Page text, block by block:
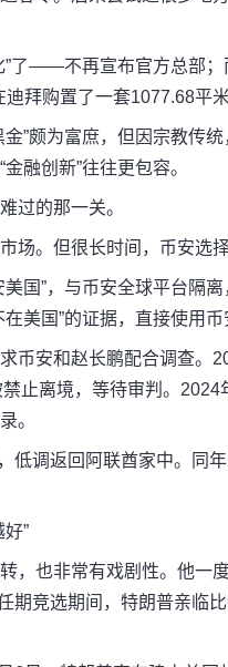
”了——不再宣布官方总部
拜购置了一套1077.68平
金”颇为富庶，但因宗教
融创新”往往更包容。
过的那一关。
场。但很长时间，币安选择
国”，与币安全球平台隔
美国”的证据，直接使用币
币安和赵长鹏配合调查
止离境，等待审判。2024
。
低调返回阿联酋家中。同年
”
，也非常有戏剧性。他一
期竞选期间，特朗普亲临